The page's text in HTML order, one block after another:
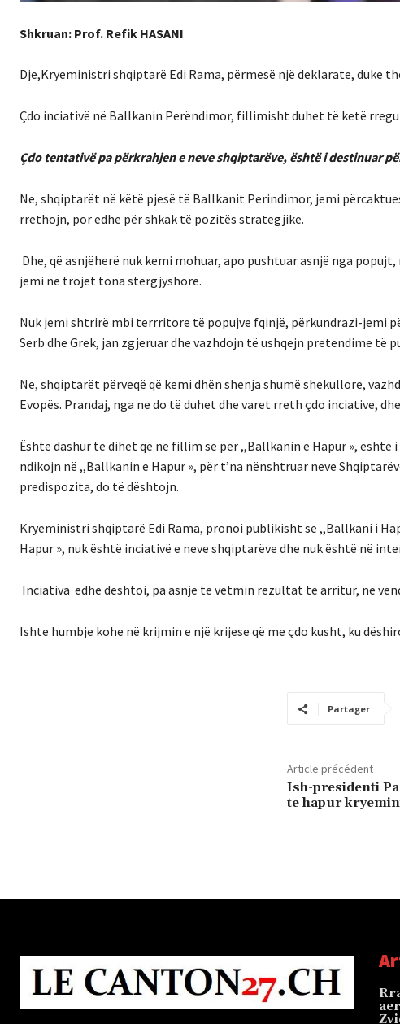
Shkruan: Prof. Refik HASANI
Dje,Kryeministri shqiptarë Edi Rama, përmesë një deklarate, duke
Çdo inciativë në Ballkanin Perëndimor, fillimisht duhet të ketë
Çdo tentativë pa përkrahjen e neve shqiptarëve, është i destinuar
Ne, shqiptarët në këtë pjesë të Ballkanit Perindimor, jemi
rrethojn, por edhe për shkak të pozitës strategjike.
Dhe, që asnjëherë nuk kemi mohuar, apo pushtuar asnjë nga
jemi në trojet tona stërgjyshore.
Nuk jemi shtrirë mbi terrritore të popujve fqinjë, përkundrazi-jemi
Serb dhe Grek, jan zgjeruar dhe vazhdojn të ushqejn pretendime
Ne, shqiptarët përveqë që kemi dhën shenja shumë shekullore,
Evopës. Prandaj, nga ne do të duhet dhe varet rreth çdo inciative,
Është dashur të dihet që në fillim se për ,,Ballkanin e Hapur »,
ndikojn në ,,Ballkanin e Hapur », për t’na nënshtruar neve
predispozita, do të dështojn.
Kryeministri shqiptarë Edi Rama, pronoi publikisht se ,,Ballkani i
Hapur », nuk është inciativë e neve shqiptarëve dhe nuk është në
Inciativa edhe dështoi, pa asnjë të vetmin rezultat të arritur, në
Ishte humbje kohe në krijmin e një krijese që me çdo kusht, ku
Partager
Article précédent
Ish-presidenti
te hapur